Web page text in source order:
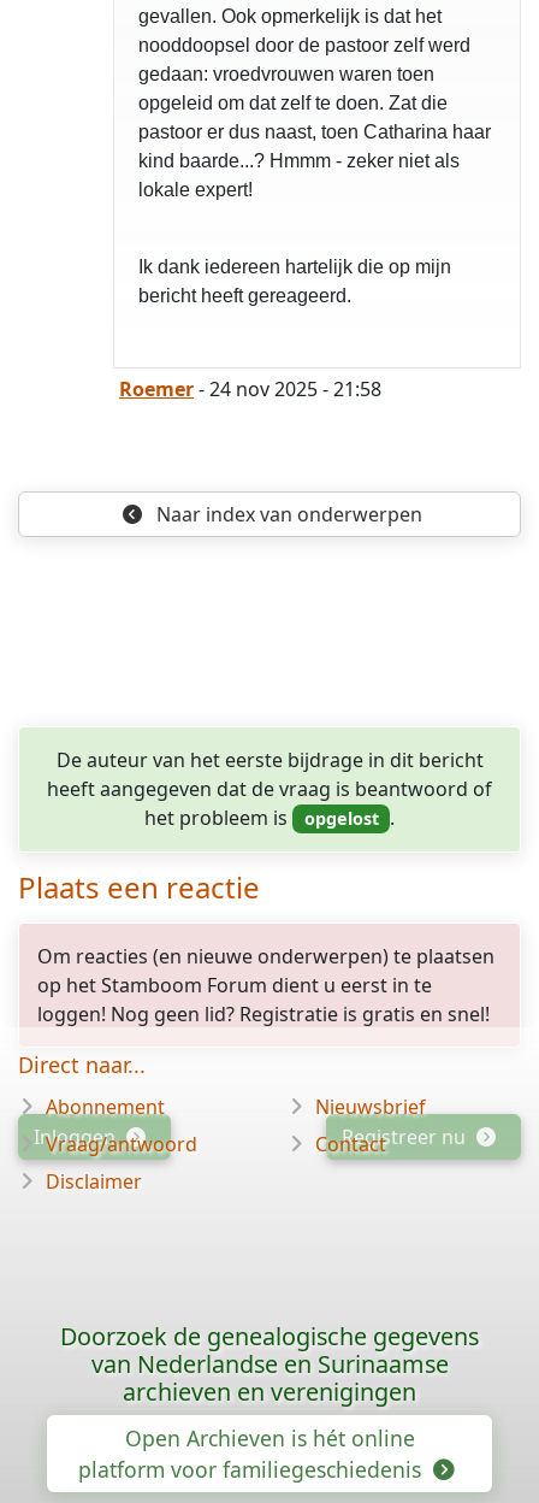
gevallen. Ook opmerkelijk is dat het
nooddoopsel door de pastoor zelf werd
gedaan: vroedvrouwen waren toen
opgeleid om dat zelf te doen. Zat die
pastoor er dus naast, toen Catharina haar
kind baarde...? Hmmm - zeker niet als
lokale expert!
Ik dank iedereen hartelijk die op mijn
bericht heeft gereageerd.
Roemer- 24 nov 2025 - 21:58
Naar indexvan onderwerpen
De auteur van het eerste bijdrage in dit bericht
heeft aangegeven dat de vraag is beantwoord of
het probleem is
.
Plaats een reactie
Om reacties (en nieuwe onderwerpen) te plaatsen
op het Stamboom Forum dient u eerst in te
loggen! Nog geen lid? Registratie is gratis en snel!
Inloggen Registreer nu
Direct naar...
Abonnement
Vraag/antwoord
Disclaimer
Nieuwsbrief
Contact
Doorzoek de genealogische gegevens
van Nederlandse en Surinaamse
archieven en verenigingen
Open Archieven is hét online
platform voor familiegeschiedenis